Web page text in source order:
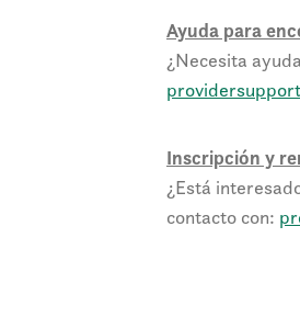
Ayuda para
¿Necesita
Inscripción y
¿Está
contacto con: